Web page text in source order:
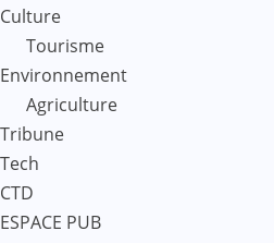
Culture
Tourisme
Environnement
Agriculture
Tribune
Tech
CTD
ESPACE PUB